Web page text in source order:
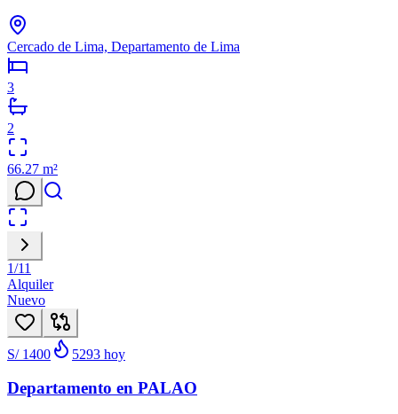
Cercado de Lima, Departamento de Lima
3
2
66.27 m²
1/11
Alquiler
Nuevo
S/ 1400 5293 hoy
Departamento en PALAO